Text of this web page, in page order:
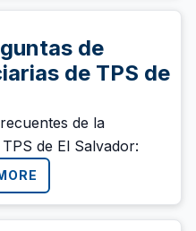
de
de TPS de
de la
de El Salvador: